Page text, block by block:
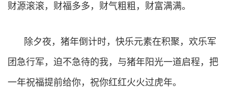
财源滚滚，财福多多，财气粗粗，财富满满。
除夕夜，猪年倒计时，快乐元素在积聚，欢乐军
团急行军，迫不急待的我，与猪年阳光一道启程，把
一年祝福提前给你，祝你红红火火过虎年。